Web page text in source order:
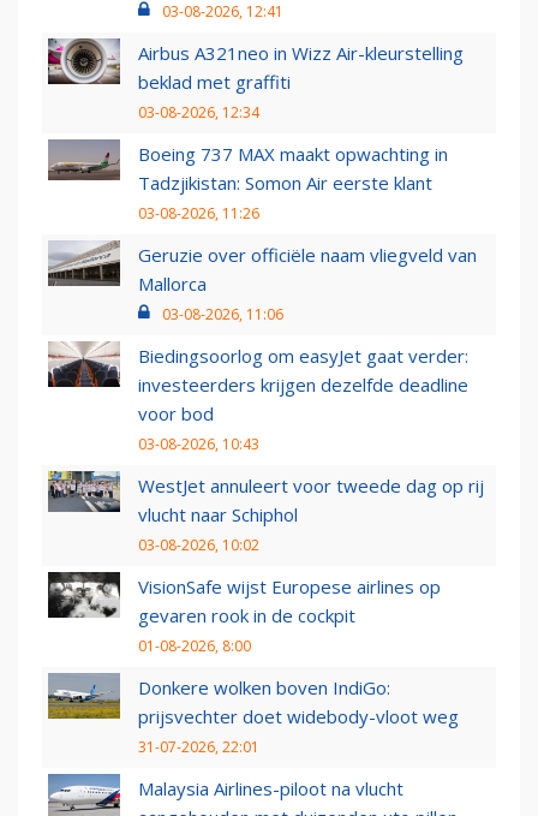
03-08-2026, 12:41
Airbus A321neo in Wizz Air-kleurstelling
beklad met graffiti
03-08-2026, 12:34
Boeing 737 MAX maakt opwachting in
Tadzjikistan: Somon Air eerste klant
03-08-2026, 11:26
Geruzie over officiële naam vliegveld van
Mallorca
03-08-2026, 11:06
Biedingsoorlog om easyJet gaat verder:
investeerders krijgen dezelfde deadline
voor bod
03-08-2026, 10:43
WestJet annuleert voor tweede dag op rij
vlucht naar Schiphol
03-08-2026, 10:02
VisionSafe wijst Europese airlines op
gevaren rook in de cockpit
01-08-2026, 8:00
Donkere wolken boven IndiGo:
prijsvechter doet widebody-vloot weg
31-07-2026, 22:01
Malaysia Airlines-piloot na vlucht